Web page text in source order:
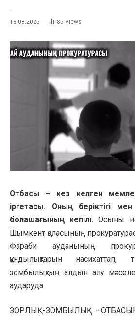
13.08.2025 85 Views
Отбасы – кез келген
іргетасы. Оның беріктігі
болашағының кепілі. Осыны
Шымкент қаласының
Фараби ауданының
құндылықтарын насихаттап,
зомбылықтың алдын алу
аударуда.
ЗОРЛЫҚ-ЗОМБЫЛЫҚ –